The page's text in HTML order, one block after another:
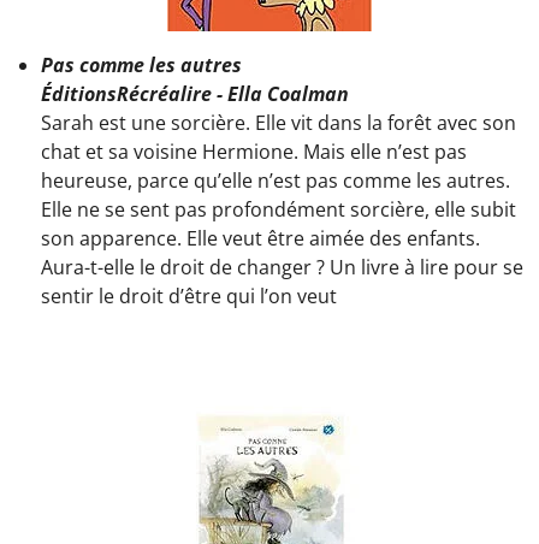
Pas comme les autres
ÉditionsRécréalire - Ella Coalman
Sarah est une sorcière. Elle vit dans la forêt avec son
chat et sa voisine Hermione. Mais elle n’est pas
heureuse, parce qu’elle n’est pas comme les autres.
Elle ne se sent pas profondément sorcière, elle subit
son apparence. Elle veut être aimée des enfants.
Aura-t-elle le droit de changer ? Un livre à lire pour se
sentir le droit d’être qui l’on veut